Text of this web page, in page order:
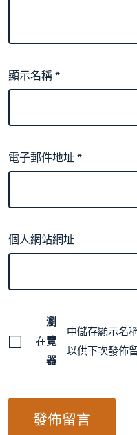
顯示名稱*
電子郵件地址*
個人網站網址
在
瀏
覽
器
中儲存顯示名
以供下次發佈